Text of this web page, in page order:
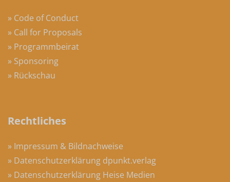
» Code of Conduct
» Call for Proposals
» Programmbeirat
» Sponsoring
» Rückschau
Rechtliches
» Impressum & Bildnachweise
» Datenschutzerklärung dpunkt.verlag
» Datenschutzerklärung Heise Medien